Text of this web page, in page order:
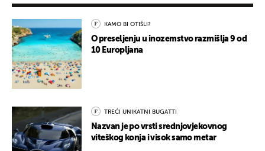
KAMO BI OTIŠLI?
O preseljenju u inozemstvo razmišlja 9 od
10 Europljana
TREĆI UNIKATNI BUGATTI
Nazvan je po vrsti srednjovjekovnog
viteškog konja i visok samo metar